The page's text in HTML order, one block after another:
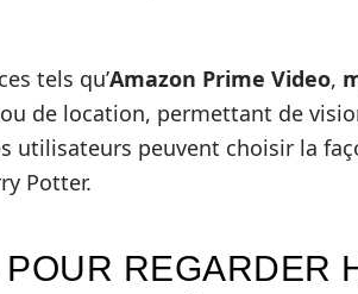
tels qu’Amazon Prime Video,
de location, permettant de
utilisateurs peuvent choisir la
Potter.
REGARDER